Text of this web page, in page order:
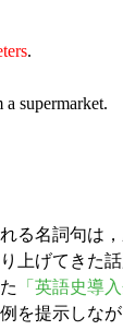
.
a supermarket.
る名詞句は
上げてきた話
「英語史導
を提示しな